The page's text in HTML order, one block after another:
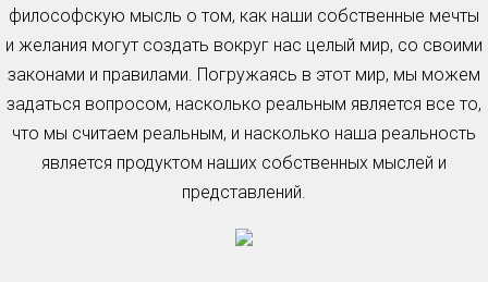
философскую мысль о том, как наши собственные мечты
и желания могут создать вокруг нас целый мир, со своими
законами и правилами. Погружаясь в этот мир, мы можем
задаться вопросом, насколько реальным является все то,
что мы считаем реальным, и насколько наша реальность
является продуктом наших собственных мыслей и
представлений.